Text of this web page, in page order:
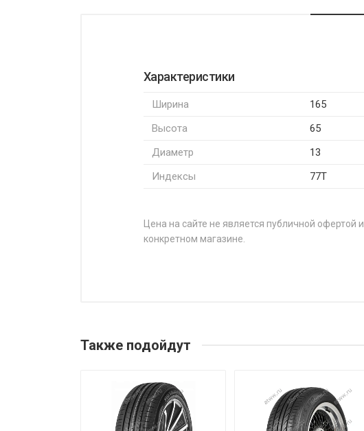
Характеристики
Ширина
165
Высота
65
Диаметр
13
Индексы
77T
Цена на сайте не является публичной
конкретном магазине.
Joyroad Tour RX1 155/70R13 75T
Joyroad Tour RX1 175/70R13 82H
Также подойдут